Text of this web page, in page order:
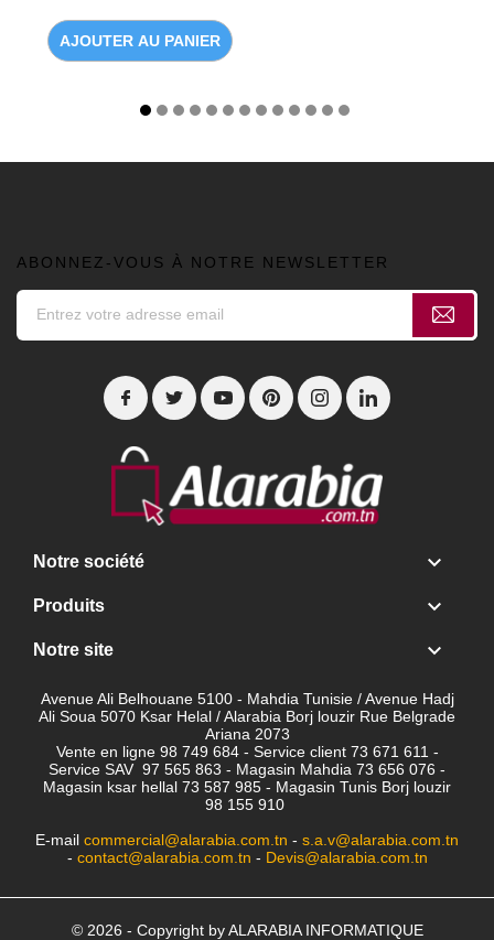
AJOUTER AU PANIER
ABONNEZ-VOUS À NOTRE NEWSLETTER
Notre société 
Produits 
Notre site 
Avenue Ali Belhouane 5100 - Mahdia Tunisie / Avenue Hadj
Ali Soua 5070 Ksar Helal / Alarabia Borj louzir Rue Belgrade
Ariana 2073
Vente en ligne 98 749 684 - Service client 73 671 611 -
Service SAV 97 565 863 - Magasin Mahdia 73 656 076 -
Magasin ksar hellal 73 587 985 - Magasin Tunis Borj louzir
98 155 910
E-mail commercial@alarabia.com.tn - s.a.v@alarabia.com.tn
- contact@alarabia.com.tn - Devis@alarabia.com.tn
© 2026 - Copyright by ALARABIA INFORMATIQUE